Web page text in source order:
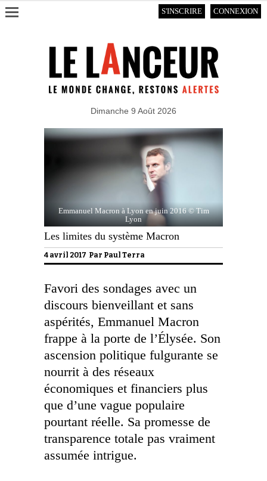
S'INSCRIRE CONNEXION
Dimanche 9 Août 2026
Emmanuel Macron à Lyon en juin 2016 © Tim
Lyon
Les limites du système Macron
4 avril 2017 Par Paul Terra
Favori des sondages avec un
discours bienveillant et sans
aspérités, Emmanuel Macron
frappe à la porte de l’Élysée. Son
ascension politique fulgurante se
nourrit à des réseaux
économiques et financiers plus
que d’une vague populaire
pourtant réelle. Sa promesse de
transparence totale pas vraiment
assumée intrigue.